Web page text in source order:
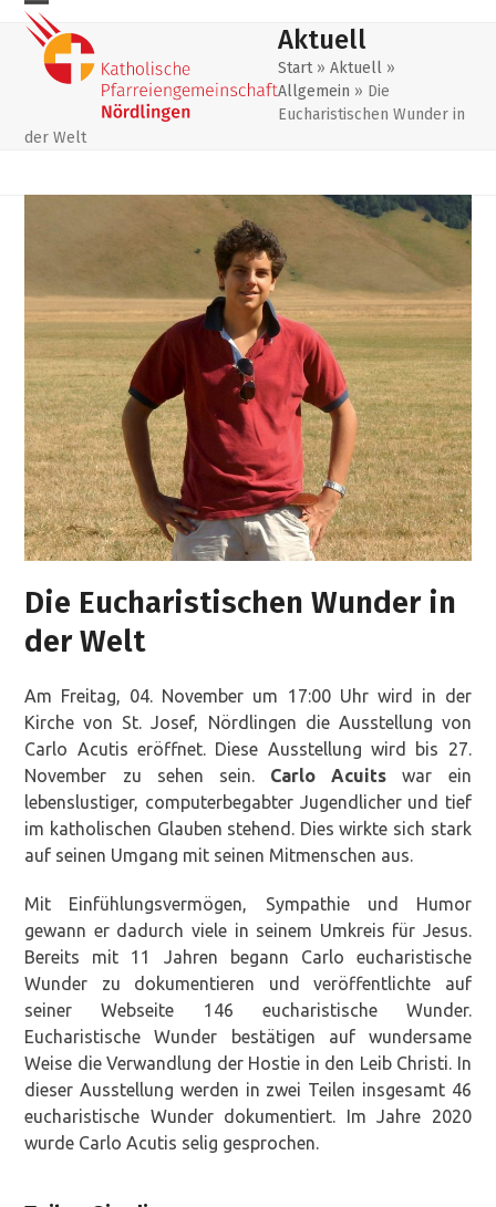
Skip
content
Mobiles
Menu
Mobiles
Menu
schließen
Aktuell
Start»Aktuell »
Allgemein » Die
Eucharistischen Wunder in
der Welt
Die Eucharistischen Wunder in
der Welt
Am Freitag, 04. November um 17:00 Uhr wird in der
Kirche von St. Josef, Nördlingen die Ausstellung von
Carlo Acutis eröffnet. Diese Ausstellung wird bis 27.
November zu sehen sein. Carlo Acuits war ein
lebenslustiger, computerbegabter Jugendlicher und tief
im katholischen Glauben stehend. Dies wirkte sich stark
auf seinen Umgang mit seinen Mitmenschen aus.
Mit Einfühlungsvermögen, Sympathie und Humor
gewann er dadurch viele in seinem Umkreis für Jesus.
Bereits mit 11 Jahren begann Carlo eucharistische
Wunder zu dokumentieren und veröffentlichte auf
seiner Webseite 146 eucharistische Wunder.
Eucharistische Wunder bestätigen auf wundersame
Weise die Verwandlung der Hostie in den Leib Christi. In
dieser Ausstellung werden in zwei Teilen insgesamt 46
eucharistische Wunder dokumentiert. Im Jahre 2020
wurde Carlo Acutis selig gesprochen.